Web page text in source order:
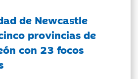
de Newcastle
provincias de
con 23 focos